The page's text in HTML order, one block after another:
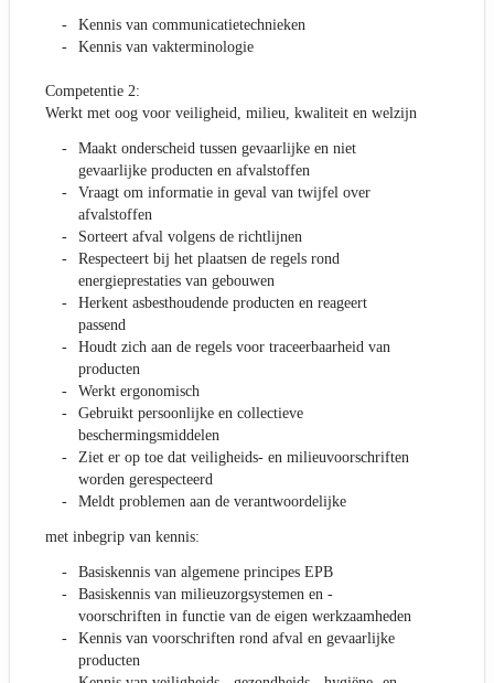
Kennis van communicatietechnieken
Kennis van vakterminologie
Competentie 2:
Werkt met oog voor veiligheid, milieu, kwaliteit en welzijn
Maakt onderscheid tussen gevaarlijke en niet
gevaarlijke producten en afvalstoffen
Vraagt om informatie in geval van twijfel over
afvalstoffen
Sorteert afval volgens de richtlijnen
Respecteert bij het plaatsen de regels rond
energieprestaties van gebouwen
Herkent asbesthoudende producten en reageert
passend
Houdt zich aan de regels voor traceerbaarheid van
producten
Werkt ergonomisch
Gebruikt persoonlijke en collectieve
beschermingsmiddelen
Ziet er op toe dat veiligheids- en milieuvoorschriften
worden gerespecteerd
Meldt problemen aan de verantwoordelijke
met inbegrip van kennis:
Basiskennis van algemene principes EPB
Basiskennis van milieuzorgsystemen en -
voorschriften in functie van de eigen werkzaamheden
Kennis van voorschriften rond afval en gevaarlijke
producten